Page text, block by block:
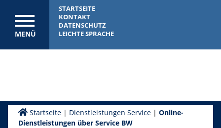
MENÜ
STARTSEITE
KONTAKT
DATENSCHUTZ
LEICHTE SPRACHE
Startseite| Dienstleistungen Service| Online-
Dienstleistungen über Service BW